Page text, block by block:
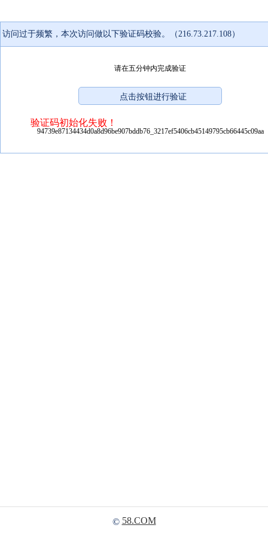
访问过于频繁，本次访问做以下验证码校验。（216.73.217.108）
请在五分钟内完成验证
验证码初始化失败！
94739e87134434d0a8d96be907bddb76_3217ef5406cb45149795cb66445c09aa
© 58.COM